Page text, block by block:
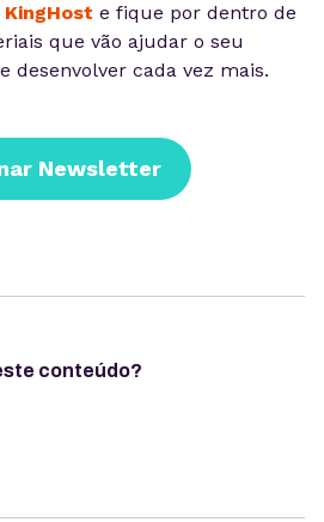
KingHost e fique por dentro de
que vão ajudar o seu
desenvolver cada vez mais.
Newsletter
conteúdo?